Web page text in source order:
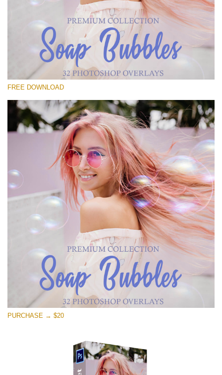
โปรดเลือก
Free Bubbles Overlay #21
Small 800*533px
Soap Bubbles
(30 Overlays)
Fairy Tale (344 Overlays)
Large 6000*4000px
Entire Collection
(1783 Overlays)
Large 6000*4000px
ดาวน์โหลดฟรี
FREE DOWNLOAD
PURCHASE → $20